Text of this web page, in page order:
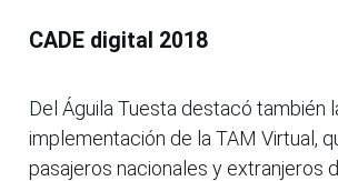
CADE digital 2018
Del Águila Tuesta destacó también
implementación de la TAM Virtual,
pasajeros nacionales y extranjeros